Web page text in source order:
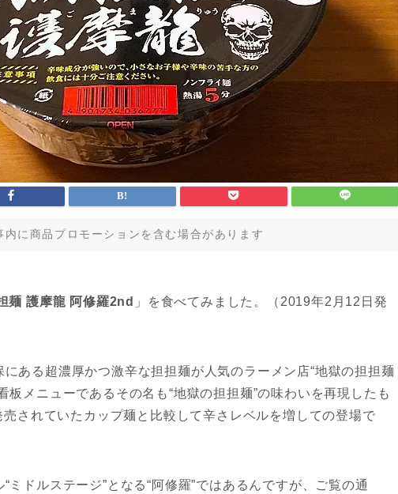
内に商品プロモーションを含む場合があります
麺 護摩龍 阿修羅2nd 」を食べてみました。（2019年2月12日発
ある超濃厚かつ激辛な担担麺が人気のラーメン店“地獄の担担麺
板メニューであるその名も“地獄の担担麺”の味わいを再現したも
されていたカップ麺と比較して辛さレベルを増しての登場で
ドルステージ”となる“阿修羅”ではあるんですが、ご覧の通